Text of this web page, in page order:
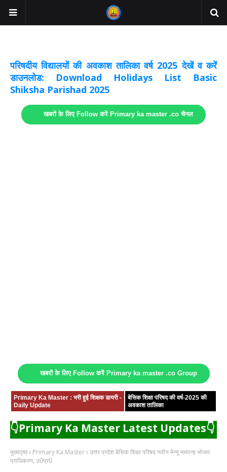
परिषदीय विद्यालयों की अवकाश तालिका वर्ष 2025 देखें व करें
डाउनलोड: Download Holidays List Basic
Shiksha Parishad 2025
खबरों के लिए Follow करें Primary ka master .co चैनल
खबरों के लिए Follow करें Primary ka master .co Group
Primary Ka Master : भरी हुई शिक्षक डायरी -
Daily Update
बेसिक शिक्षा परिषद की वर्ष-2025 की
अवकाश तालिका
👇Primary Ka Master Latest Updates👇
मुख्यपृष्ठ Primary Ka Master उत्तर प्रदेश बेसिक शिक्षा परिषद नवीन मेन्यू मध्यान्ह भोजन
प्राधिकरण, उ0प्र0